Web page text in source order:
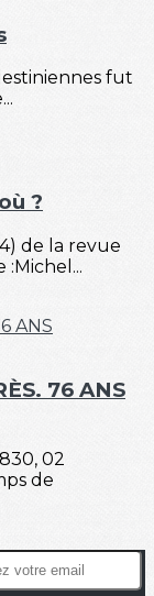
fut
?
de la revue
76 ANS
02
de